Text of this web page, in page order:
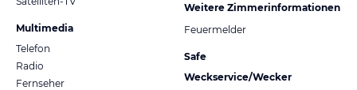
Multimedia
Telefon
Radio
Fernseher
Weitere Zimmerinformationen
Feuermelder
Safe
Weckservice/Wecker